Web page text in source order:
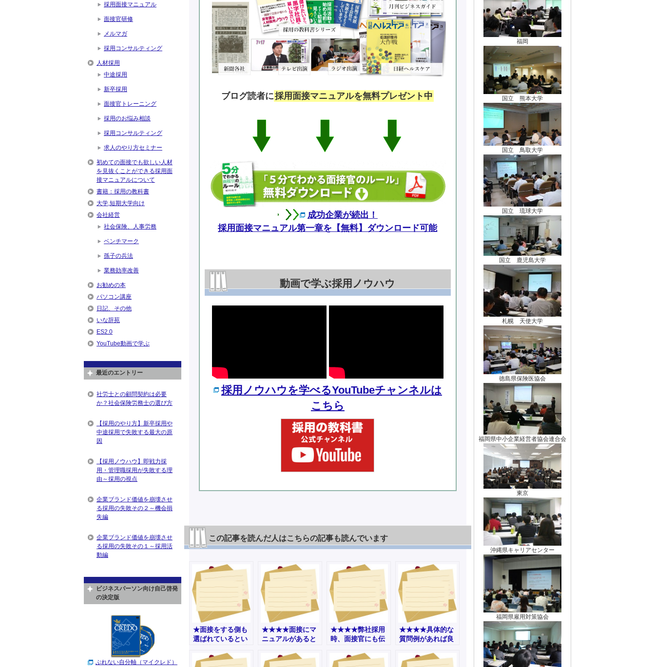
ブログ読者に採用面接マニュアルを無料プレゼント中
成功企業が続出！
採用面接マニュアル第一章を【無料】ダウンロード可能
動画で学ぶ採用ノウハウ
採用ノウハウを学べるYouTubeチャンネルは
こちら
この記事を読んだ人はこちらの記事も読んでいます
★面接をする側も
選ばれているとい
務その他（女性）
★★★★面接にマ
ニュアルがあると
でした-事務その他
★★★★弊社採用
時、面接官にも伝
事務その他（女
★★★★具体的な
質問例があれば良
（男性）
採用面接マニュアル
面接官研修
メルマガ
採用コンサルティング
人材採用
中途採用
新卒採用
面接官トレーニング
採用のお悩み相談
採用コンサルティング
求人のやり方セミナー
初めての面接でも欲しい人材
を見抜くことができる採用面
接マニュアルについて
書籍：採用の教科書
大学,短期大学向け
会社経営
社会保険、人事労務
ベンチマーク
孫子の兵法
業務効率改善
お勧めの本
パソコン講座
日記、その他
いな辞苑
ES2.0
YouTube動画で学ぶ
最近のエントリー
社労士との顧問契約は必要
か？社会保険労務士の選び方
【採用のやり方】新卒採用や
中途採用で失敗する最大の原
因
【採用ノウハウ】即戦力採
用・管理職採用が失敗する理
由～採用の視点
企業ブランド価値を崩壊させ
る採用の失敗その２～機会損
失編
企業ブランド価値を崩壊させ
る採用の失敗その１～採用活
動編
ビジネスパーソン向け自己啓発
の決定版
ぶれない自分軸（マイクレド）
福岡
国立 熊本大学
国立 鳥取大学
国立 琉球大学
国立 鹿児島大学
札幌 天使大学
徳島県保険医協会
福岡県中小企業経営者協会連合会
東京
沖縄県キャリアセンター
福岡県雇用対策協会